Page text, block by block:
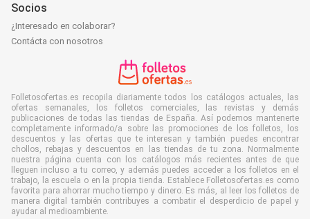
Socios
¿Interesado en colaborar?
Contácta con nosotros
Folletosofertas.es recopila diariamente todos los catálogos actuales, las
ofertas semanales, los folletos comerciales, las revistas y demás
publicaciones de todas las tiendas de España. Así podemos mantenerte
completamente informado/a sobre las promociones de los folletos, los
descuentos y las ofertas que te interesan y también puedes encontrar
chollos, rebajas y descuentos en las tiendas de tu zona. Normalmente
nuestra página cuenta con los catálogos más recientes antes de que
lleguen incluso a tu correo, y además puedes acceder a los folletos en el
trabajo, la escuela o en la propia tienda. Establece Folletosofertas.es como
favorita para ahorrar mucho tiempo y dinero. Es más, al leer los folletos de
manera digital también contribuyes a combatir el desperdicio de papel y
ayudar al medioambiente.